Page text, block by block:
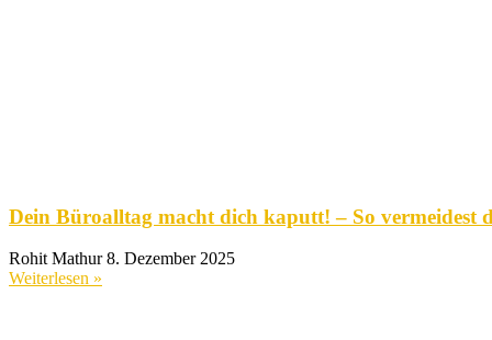
Dein Büroalltag macht dich kaputt! – So vermeidest
Rohit Mathur8. Dezember 2025
Weiterlesen »